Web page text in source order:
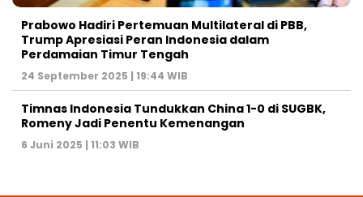
Prabowo Hadiri Pertemuan Multilateral di PBB,
Trump Apresiasi Peran Indonesia dalam
Perdamaian Timur Tengah
24 September 2025 | 19:44 WIB
Timnas Indonesia Tundukkan China 1-0 di SUGBK,
Romeny Jadi Penentu Kemenangan
6 Juni 2025 | 11:03 WIB